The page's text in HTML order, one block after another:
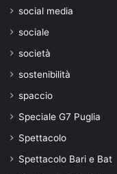
social media
sociale
società
sostenibilità
spaccio
Speciale G7 Puglia
Spettacolo
Spettacolo Bari e Bat